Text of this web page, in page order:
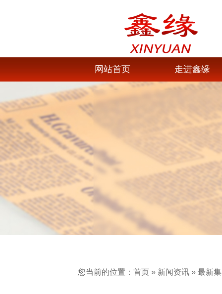
网站首页 走进鑫缘
您当前的位置： 首页» 新闻资讯» 最新